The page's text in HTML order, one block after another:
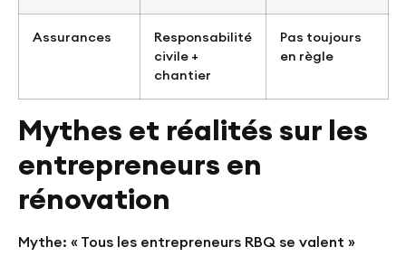
Assurances
Responsabilité
civile +
chantier
Pas toujours
en règle
Mythes et réalités sur les
entrepreneurs en
rénovation
Mythe: « Tous les entrepreneurs RBQ se valent »